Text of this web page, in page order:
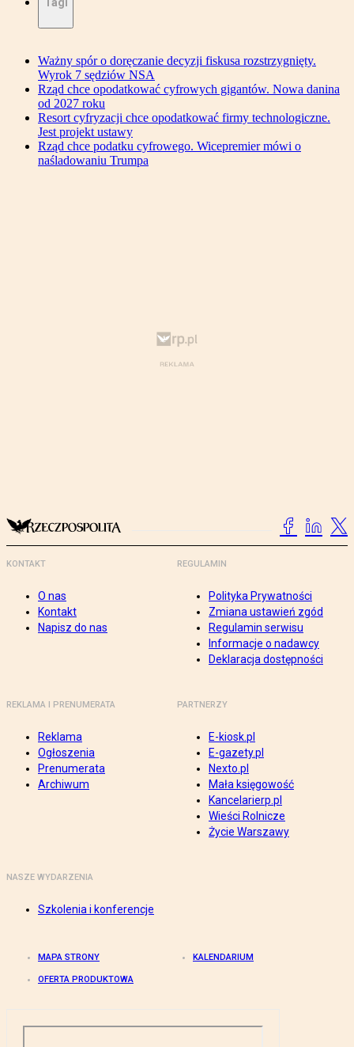
Ważny spór o doręczanie decyzji fiskusa rozstrzygnięty.
Wyrok 7 sędziów NSA
Rząd chce opodatkować cyfrowych gigantów. Nowa danina
od 2027 roku
Resort cyfryzacji chce opodatkować firmy technologiczne.
Jest projekt ustawy
Rząd chce podatku cyfrowego. Wicepremier mówi o
naśladowaniu Trumpa
KONTAKT
O nas
Kontakt
Napisz do nas
REGULAMIN
Polityka Prywatności
Zmiana ustawień zgód
Regulamin serwisu
Informacje o nadawcy
Deklaracja dostępności
REKLAMA I PRENUMERATA
Reklama
Ogłoszenia
Prenumerata
Archiwum
PARTNERZY
E-kiosk.pl
E-gazety.pl
Nexto.pl
Mała księgowość
Kancelarierp.pl
Wieści Rolnicze
Życie Warszawy
NASZE WYDARZENIA
Szkolenia i konferencje
MAPA STRONY KALENDARIUM
OFERTA PRODUKTOWA